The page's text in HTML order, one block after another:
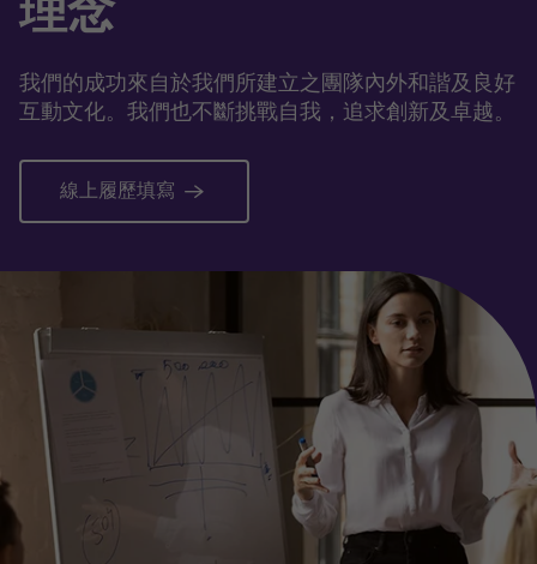
理念
我們的成功來自於我們所建立之團隊內外和諧及良好
互動文化。我們也不斷挑戰自我，追求創新及卓越。
線上履歷填寫